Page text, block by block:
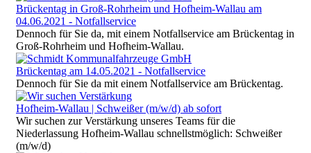
Brückentag in Groß-Rohrheim und Hofheim-Wallau am
04.06.2021 - Notfallservice
Dennoch für Sie da, mit einem Notfallservice am Brückentag in
Groß-Rohrheim und Hofheim-Wallau.
Brückentag am 14.05.2021 - Notfallservice
Dennoch für Sie da mit einem Notfallservice am Brückentag.
Hofheim-Wallau | Schweißer (m/w/d) ab sofort
Wir suchen zur Verstärkung unseres Teams für die
Niederlassung Hofheim-Wallau schnellstmöglich: Schweißer
(m/w/d)